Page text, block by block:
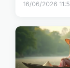
16/06/2026